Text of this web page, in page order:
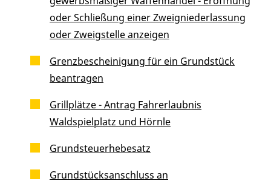
oder Schließung einer Zweigniederlassung
oder Zweigstelle anzeigen
Grenzbescheinigung für ein Grundstück
beantragen
Grillplätze - Antrag Fahrerlaubnis
Waldspielplatz und Hörnle
Grundsteuerhebesatz
Grundstücksanschluss an